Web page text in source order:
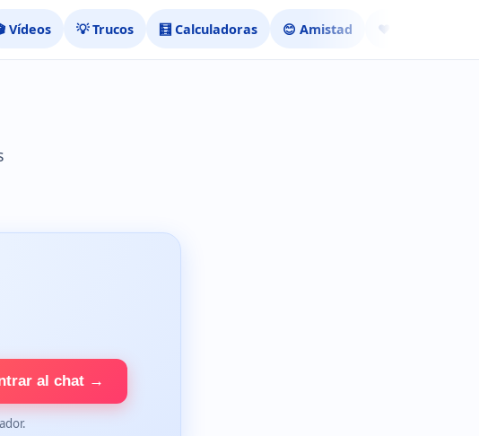
Vídeos 💡 Trucos 🧮 Calculadoras 😊 Amistad ❤️ Ligar
al chat →